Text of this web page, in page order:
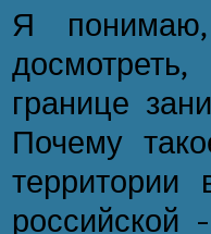
Я
границе
Почему
российской